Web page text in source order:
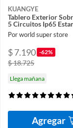
KUANGYE
Tablero Exterior
5 Circuitos Ip65
Por world super store
$ 7.190 -62%
$ 18.725
Llega mañana
Agregar